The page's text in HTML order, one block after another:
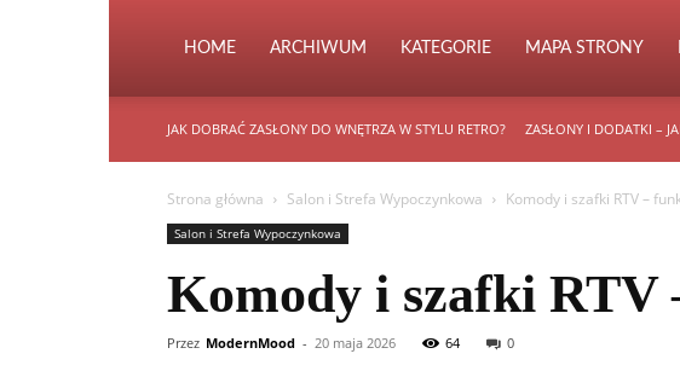
HOME ARCHIWUM KATEGORIE MAPA STRONY
JAK DOBRAĆ ZASŁONY DO WNĘTRZA W STYLU RETRO? ZASŁONY I DODATKI –
Strona główna Salon i Strefa Wypoczynkowa Komody i szafki RTV –
Salon i Strefa Wypoczynkowa
Komody i szafki RTV
Przez ModernMood - 20 maja 2026 64 0